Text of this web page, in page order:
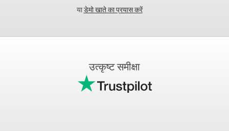
याडेमो खाते का प्रयास करें
उत्कृष्ट समीक्षा